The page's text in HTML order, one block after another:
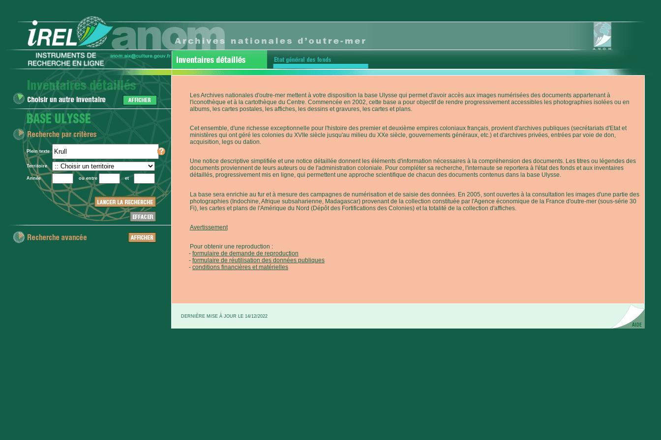
Plein texte
Territoire
Année ou entre et
Les Archives nationales d'outre-mer mettent à votre disposition la base Ulysse qui permet d'avoir accès aux images numérisées des documents appartenant à
l'iconothèque et à la cartothèque du Centre. Commencée en 2002, cette base a pour objectif de rendre progressivement accessibles les photographies isolées ou en
albums, les cartes postales, les affiches, les dessins et gravures, les cartes et plans.
Cet ensemble, d'une richesse exceptionnelle pour l'histoire des premier et deuxième empires coloniaux français, provient d'archives publiques (secrétariats d'Etat et
ministères qui ont géré les colonies du XVIIe siècle jusqu'au milieu du XXe siècle, gouvernements généraux, etc.) et d'archives privées, entrées par voie de don,
acquisition, legs ou dation.
Une notice descriptive simplifiée et une notice détaillée donnent les éléments d'information nécessaires à la compréhension des documents. Les titres ou légendes des
documents proviennent de leurs auteurs ou de l'administration coloniale. Pour compléter sa recherche, l'internaute se reportera à l'état des fonds et aux inventaires
détaillés, progressivement mis en ligne, qui permettent une approche scientifique de chacun des documents contenus dans la base Ulysse.
La base sera enrichie au fur et à mesure des campagnes de numérisation et de saisie des données. En 2005, sont ouvertes à la consultation les images d'une partie des
photographies (Indochine, Afrique subsaharienne, Madagascar) provenant de la collection constituée par l'Agence économique de la France d'outre-mer (sous-série 30
Fi), les cartes et plans de l'Amérique du Nord (Dépôt des Fortifications des Colonies) et la totalité de la collection d'affiches.
Avertissement
Pour obtenir une reproduction :
formulaire de demande de reproduction
formulaire de réutilisation des données publiques
conditions financières et matérielles
DERNIÈRE MISE À JOUR LE 14/12/2022